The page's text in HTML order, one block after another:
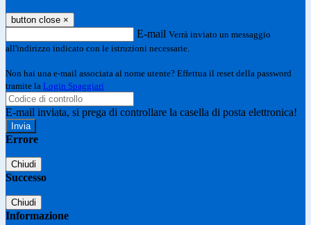
button close ×
E-mail Verrà inviato un messaggio
all'indirizzo indicato con le istruzioni necessarie.
Non hai una e-mail associata al nome utente? Effettua il reset della password
tramite la Login Spaggiari
E-mail inviata, si prega di controllare la casella di posta elettronica!
Errore
Chiudi
Successo
Chiudi
Informazione